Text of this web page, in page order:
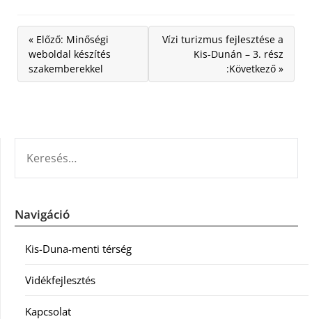
« Előző: Minőségi
weboldal készítés
szakemberekkel
Vízi turizmus fejlesztése a
Kis-Dunán – 3. rész
:Következő »
Navigáció
Kis-Duna-menti térség
Vidékfejlesztés
Kapcsolat